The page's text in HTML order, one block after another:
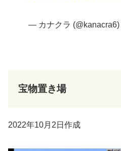
— カナクラ (@kanacra6)
宝物置き場
2022年10月2日作成